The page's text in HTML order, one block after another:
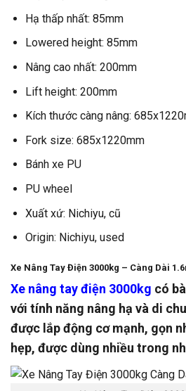
Hạ thấp nhất: 85mm
Lowered height: 85mm
Nâng cao nhất: 200mm
Lift height: 200mm
Kích thước càng nâng:
Fork size: 685x1220mm
Bánh xe PU
PU wheel
Xuất xứ: Nichiyu, cũ
Origin: Nichiyu, used
Xe Nâng Tay Điện 3000kg – Càng Dài
Xe nâng tay điện 3000kg có
với tính năng nâng hạ và di
được lắp động cơ mạnh, gọn
hẹp, được dùng nhiều trong